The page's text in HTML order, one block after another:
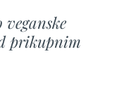
prikupnim